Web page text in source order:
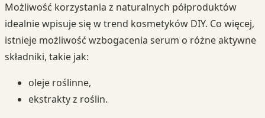
Możliwość korzystania z naturalnych półproduktów
idealnie wpisuje się w trend kosmetyków DIY. Co więcej,
istnieje możliwość wzbogacenia serum o różne aktywne
składniki, takie jak:
oleje roślinne,
ekstrakty z roślin.